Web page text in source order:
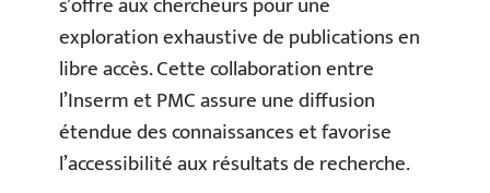
exploration exhaustive de publications en
libre accès. Cette collaboration entre
l’Inserm et PMC assure une diffusion
étendue des connaissances et favorise
l’accessibilité aux résultats de recherche.